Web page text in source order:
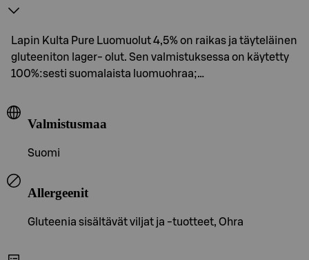
Lapin Kulta Pure Luomuolut 4,5% on raikas ja täyteläinen
gluteeniton lager- olut. Sen valmistuksessa on käytetty
100%:sesti suomalaista luomuohraa;…
Valmistusmaa
Suomi
Allergeenit
Gluteenia sisältävät viljat ja -tuotteet, Ohra